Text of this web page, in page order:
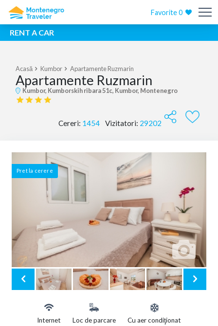
Favorite0
RENT A CAR
Acasă Kumbor Apartamente Ruzmarin
Apartamente Ruzmarin
Kumbor, Kumborskih ribara 51c, Kumbor, Montenegro
Cereri: 1454 Vizitatori: 29202
Pret la cerere
Internet Loc de parcare Cu aer condiţionat